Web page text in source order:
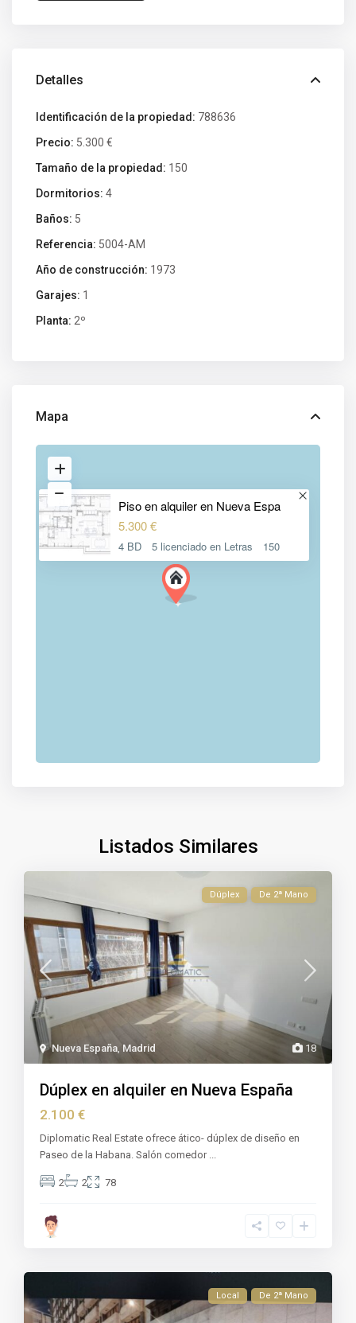
Detalles
Identificación de la propiedad: 788636
Precio: 5.300 €
Tamaño de la propiedad: 150
Dormitorios: 4
Baños: 5
Referencia: 5004-AM
Año de construcción: 1973
Garajes: 1
Planta: 2º
Mapa
Piso en alquiler en Nueva Espa
5.300 €
4 BD 5 licenciado en Letras 150
Listados Similares
18
Nueva España, Madrid
Dúplex De 2ª Mano
Dúplex en alquiler en Nueva España
2.100 €
Diplomatic Real Estate ofrece ático- dúplex de diseño en
Paseo de la Habana. Salón comedor ...
2 2 78
Local De 2ª Mano